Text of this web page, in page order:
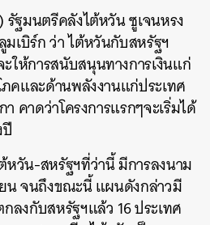
รัฐมนตรีคลังไต้หวัน ซูเจนหรง
เบิร์ก ว่า ไต้หวันกับสหรัฐฯ
ห้การสนับสนุนทางการเงินแก่
คและด้านพลังงานแก่ประเทศ
คาดว่าโครงการแรกๆจะเริ่มได้
วัน-สหรัฐฯที่ว่านี้ มีการลงนาม
น จนถึงขณะนี้ แผนดังกล่าวมี
ลงกับสหรัฐฯแล้ว 16 ประเทศ